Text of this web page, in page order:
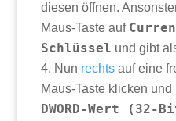
diesen öffnen.
Maus-Taste auf
Schlüssel und gibt
Nun rechts auf eine
Maus-Taste klicken
DWORD-Wert (32-